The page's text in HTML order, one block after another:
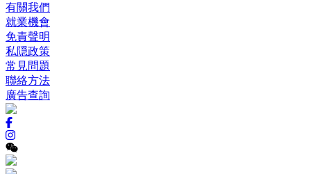
有關我們
就業機會
免責聲明
私隠政策
常見問題
聯絡方法
廣告查詢